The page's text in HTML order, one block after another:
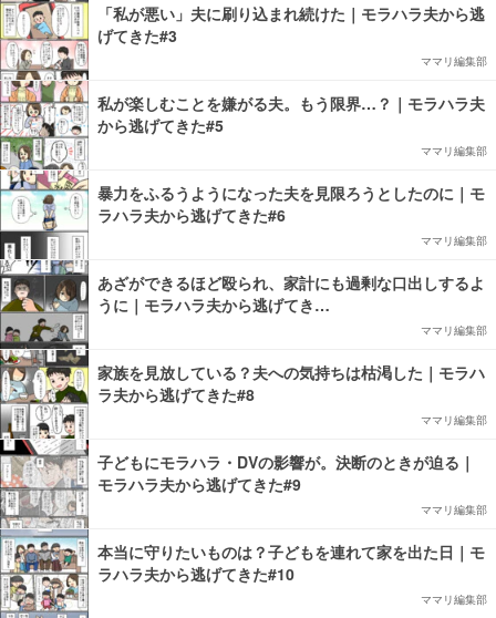
「私が悪い」夫に刷り込まれ続けた｜モラハラ夫から逃
げてきた#3
ママリ編集部
私が楽しむことを嫌がる夫。もう限界…？｜モラハラ夫
から逃げてきた#5
ママリ編集部
暴力をふるうようになった夫を見限ろうとしたのに｜モ
ラハラ夫から逃げてきた#6
ママリ編集部
あざができるほど殴られ、家計にも過剰な口出しするよ
うに｜モラハラ夫から逃げてき…
ママリ編集部
家族を見放している？夫への気持ちは枯渇した｜モラハ
ラ夫から逃げてきた#8
ママリ編集部
子どもにモラハラ・DVの影響が。決断のときが迫る｜
モラハラ夫から逃げてきた#9
ママリ編集部
本当に守りたいものは？子どもを連れて家を出た日｜モ
ラハラ夫から逃げてきた#10
ママリ編集部